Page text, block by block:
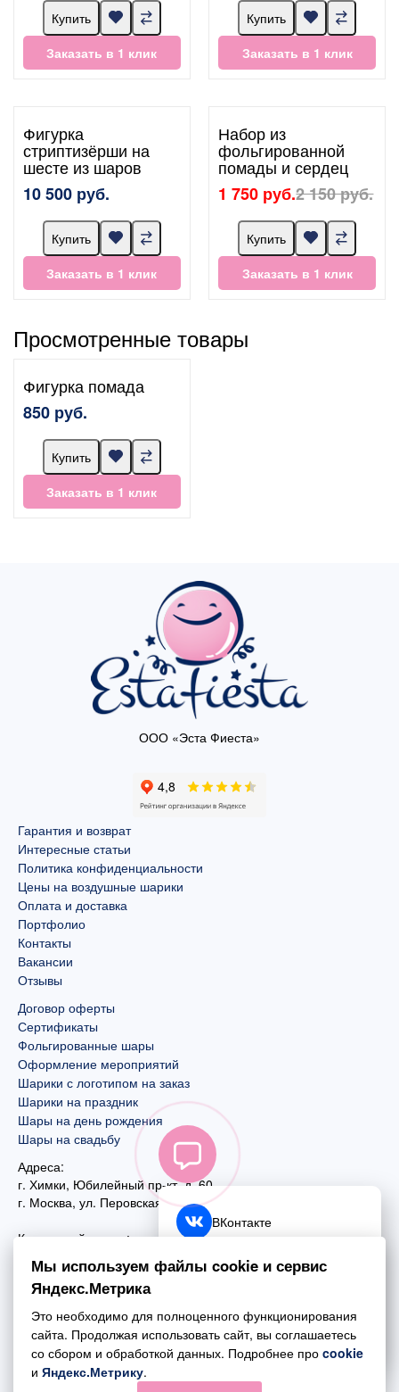
Купить
Заказать в 1 клик
Купить
Заказать в 1 клик
Фигурка
стриптизёрши на
шесте из шаров
10 500 руб.
Купить
Заказать в 1 клик
Набор из
фольгированной
помады и сердец
1 750 руб.2 150 руб.
Купить
Заказать в 1 клик
Просмотренные товары
Фигурка помада
850 руб.
Купить
Заказать в 1 клик
ООО «Эста Фиеста»
Гарантия и возврат
Интересные статьи
Политика конфиденциальности
Цены на воздушные шарики
Оплата и доставка
Портфолио
Контакты
Вакансии
Отзывы
Договор оферты
Сертификаты
Фольгированные шары
Оформление мероприятий
Шарики с логотипом на заказ
Шарики на праздник
Шары на день рождения
Шары на свадьбу
Адреса:
г. Химки, Юбилейный пр-кт, д. 60
г. Москва, ул. Перовская, д. 59
Контактный номер:
+7 (495) 970-44-75
Почта:
mail@esta-fiesta.ru
Режим работы интернет-магазина:
ПН-ВС с 09:00 до 21:00
ВКонтакте
Telegram
Обратный звонок
Мы используем файлы cookie и сервис
Яндекс.Метрика
Это необходимо для полноценного функционирования
сайта. Продолжая использовать сайт, вы соглашаетесь
со сбором и обработкой данных. Подробнее про cookie
и Яндекс.Метрику.